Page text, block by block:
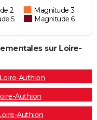
2
Magnitude 3
5 Magnitude 6
sur Loire-
Authion
Authion
Authion